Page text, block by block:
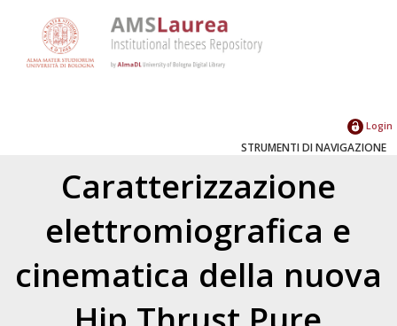
Login
STRUMENTI DI NAVIGAZIONE
Caratterizzazione
elettromiografica e
cinematica della nuova